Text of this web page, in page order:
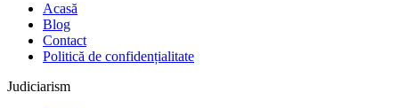
Acasă
Blog
Contact
Politică de confidențialitate
Judiciarism